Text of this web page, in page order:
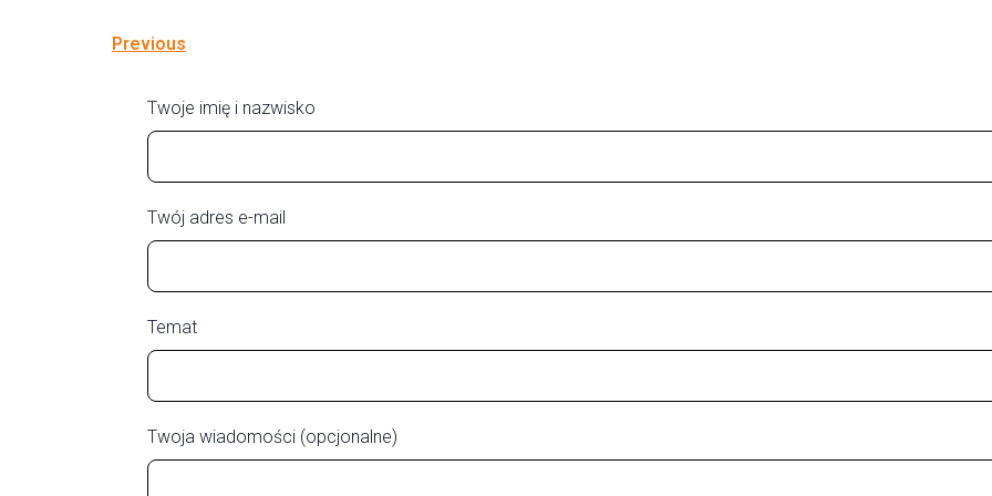
Previous
Twoje imię i nazwisko
Twój adres e-mail
Temat
Twoja wiadomości (opcjonalne)